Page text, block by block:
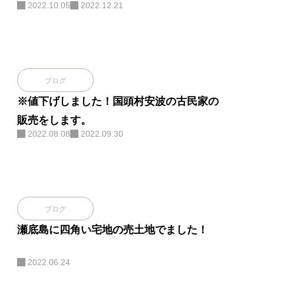
た。2022.10.05 2022.12.21
ブログ
※値下げしました！国頭村安波の古民家の
販売をします。
2022.08.08 2022.09.30
ブログ
瀬底島に四角い宅地の売土地でました！
2022.06.24